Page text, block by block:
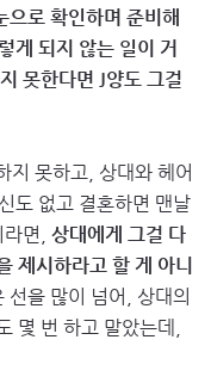
로 확인하며 준비해
게 되지 않는 일이 거
못한다면 J양도 그걸
지 못하고, 상대와 헤어
도 없고 결혼하면 맨날
면, 상대에게 그걸 다
제시하라고 할 게 아니
선을 많이 넘어, 상대의
몇 번 하고 말았는데,